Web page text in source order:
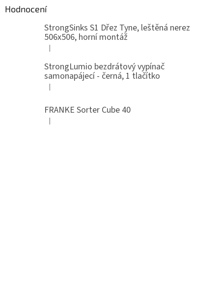
Hodnocení
StrongSinks S1 Dřez Tyne, leštěná nerez
506x506, horní montáž
Hodnocení produktu je 5 z 5 hvězdiček.
|
StrongLumio bezdrátový vypínač
samonapájecí - černá, 1 tlačítko
Hodnocení produktu je 4 z 5 hvězdiček.
|
FRANKE Sorter Cube 40
Hodnocení produktu je 3 z 5 hvězdiček.
|